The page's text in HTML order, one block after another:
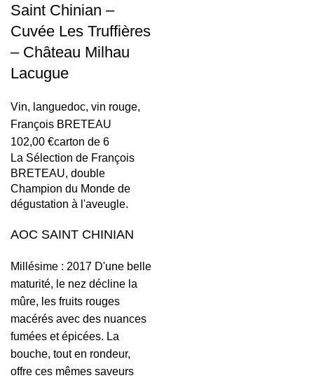
Saint Chinian –
Cuvée Les Truffières
– Château Milhau
Lacugue
Vin, languedoc, vin rouge,
François BRETEAU
102,00 €carton de 6
La Sélection de François
BRETEAU, double
Champion du Monde de
dégustation à l'aveugle.
AOC SAINT CHINIAN
Millésime : 2017 D'une belle
maturité, le nez décline la
mûre, les fruits rouges
macérés avec des nuances
fumées et épicées. La
bouche, tout en rondeur,
offre ces mêmes saveurs